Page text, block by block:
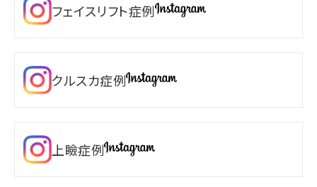
フェイスリフト症例
クルスカ症例
上瞼症例